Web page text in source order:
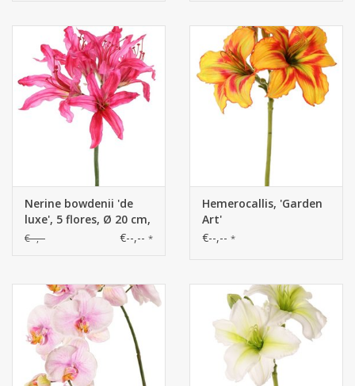
Nerine bowdenii 'de
luxe', 5 flores, Ø 20 cm,
70 cm
€--,-- €--,-- *
Hemerocallis, 'Garden
Art'
€--,-- *